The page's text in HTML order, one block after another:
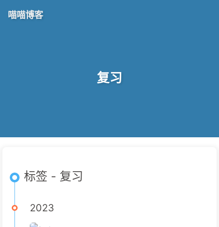
喵喵博客
复习
标签 - 复习
2023